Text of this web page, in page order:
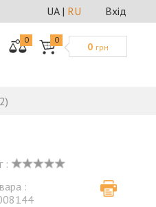
Вхід
UA| RU
0 0
0 грн
:
: